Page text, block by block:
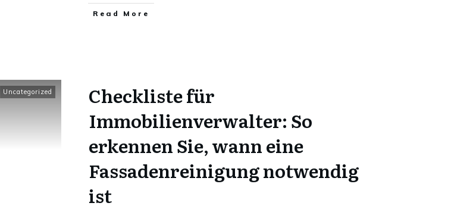
Read More
Uncategorized
Checkliste für
Immobilienverwalter: So
erkennen Sie, wann eine
Fassadenreinigung notwendig
ist